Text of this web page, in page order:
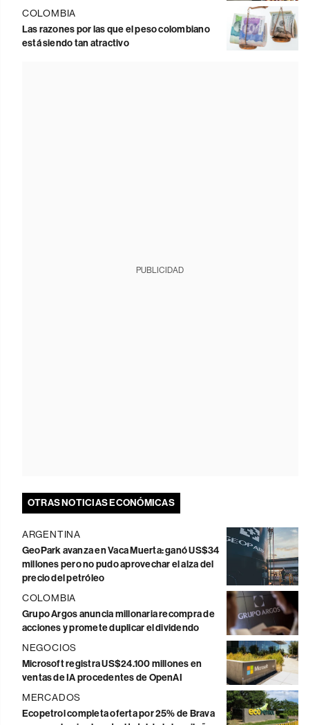
COLOMBIA
Las razones por las que el peso colombiano
está siendo tan atractivo
PUBLICIDAD
OTRAS NOTICIAS ECONÓMICAS
ARGENTINA
GeoPark avanza en Vaca Muerta: ganó US$34
millones pero no pudo aprovechar el alza del
precio del petróleo
COLOMBIA
Grupo Argos anuncia millonaria recompra de
acciones y promete duplicar el dividendo
NEGOCIOS
Microsoft registra US$24.100 millones en
ventas de IA procedentes de OpenAI
MERCADOS
Ecopetrol completa oferta por 25% de Brava